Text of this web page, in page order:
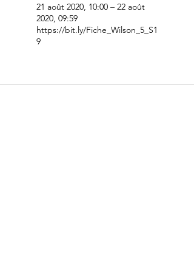
21 août 2020, 10:00 – 22 août
2020, 09:59
https://bit.ly/Fiche_Wilson_5_S1
9